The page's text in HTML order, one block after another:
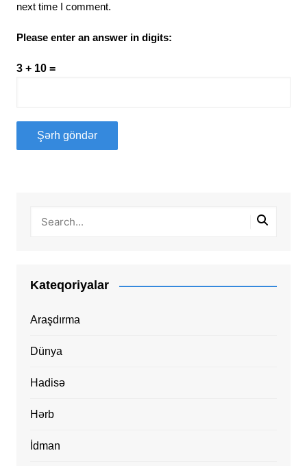
next time I comment.
Please enter an answer in digits:
3 + 10 =
Kateqoriyalar
Araşdırma
Dünya
Hadisə
Hərb
İdman